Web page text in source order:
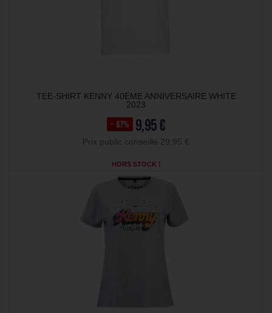
TEE-SHIRT KENNY 40ÈME ANNIVERSAIRE WHITE
2023
- 67% 9,95 €
Prix public conseillé 29,95 €
HORS STOCK !